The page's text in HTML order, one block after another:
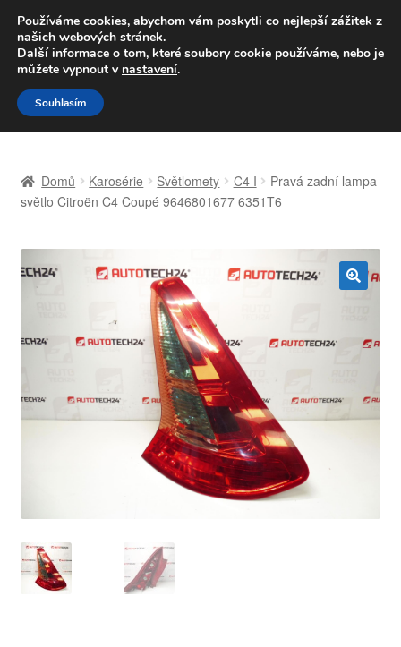
DOPRAVA od 139,-Kč
Volejte po-pá 9-16 704 494 494
Přeskočit
na
navigaci
Přejít
k
obsahu
Celosvětová doprava
Kontakt
Košík
Platby
Domů Karosérie Světlomety C4 I
Pravá zadní lampa
světlo Citroën C4 Coupé 9646801677 6351T6
Používáme cookies, abychom vám poskytli co nejlepší zážitek z
našich webových stránek.
Další informace o tom, které soubory cookie používáme, nebo je
můžete vypnout v nastavení.
Souhlasím